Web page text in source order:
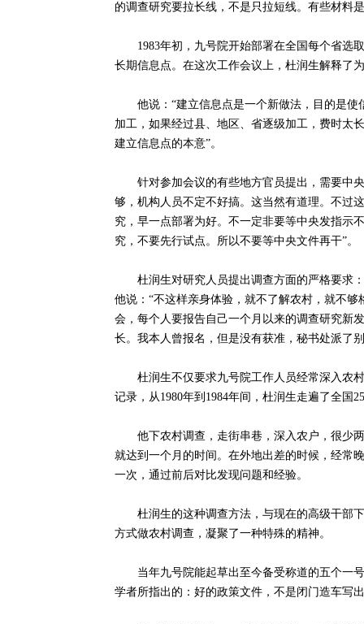
的调查研究要拉长线，不是只拉短线。有些材料
1983年初，九号院开始部署在全国每个省选取
长期信息点。在这次工作会议上，杜润生解释了
他说：“建立信息点是一个新做法，目的是使
加工，如果经过县、地区、省逐级加工，费时太
建立信息点的本意”。
针对参加会议的有些地方官员提出，需要中央
够，机构人员不定不好搞。这当然有道理。不过
究，早一点部署为好。不一定非要等中央发指示
究，不要先行试点。所以不要等中央文件再干”。
杜润生对研究人员提出调查方面的严格要求：
他说：“不这样亲身体验，就不了解农村，就不
会，每个人要报告自己一个月以来的调查研究新
长。我本人曾报名，但是没有获准，秘书处派了
杜润生不仅要求九号院工作人员经常深入农村
记录，从1980年到1984年间，杜润生走遍了全国
他下农村调查，走街串巷，深入农户，很少两
就达到一个月的时间。在外地出差的时候，经常
一次，通过前后对比发现问题和经验。
杜润生的这种调查方法，与现在的高级干部下
方式做农村调查，凝聚了一种特殊的精神。
当年九号院能起草出至今备受称道的五个一号
学者所指出的：好的政策文件，不是闭门造车写